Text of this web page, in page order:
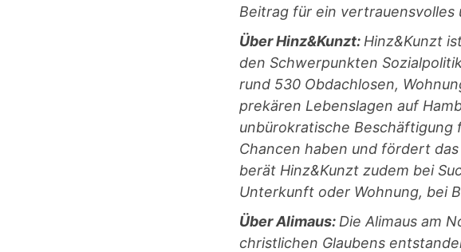
Beitrag für ein vertrauensvolles
Über Hinz&Kunzt: Hinz&Kunzt
den Schwerpunkten
rund 530 Obdachlosen,
prekären Lebenslagen auf
unbürokratische Beschäftigung
Chancen haben und fördert
berät Hinz&Kunzt zudem bei
Unterkunft oder Wohnung, bei
Über Alimaus: Die Alimaus am
christlichen Glaubens